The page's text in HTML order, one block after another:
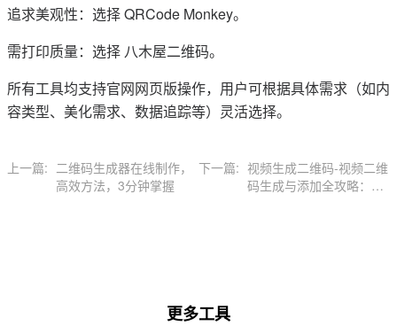
追求美观性：选择 QRCode Monkey。
需打印质量：选择 八木屋二维码。
所有工具均支持官网网页版操作，用户可根据具体需求（如内
容类型、美化需求、数据追踪等）灵活选择。
上一篇: 二维码生成器在线制作，
高效方法，3分钟掌握
下一篇: 视频生成二维码-视频二维
码生成与添加全攻略：工
更多工具